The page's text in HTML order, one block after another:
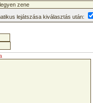
lejátszása kiválasztás után: